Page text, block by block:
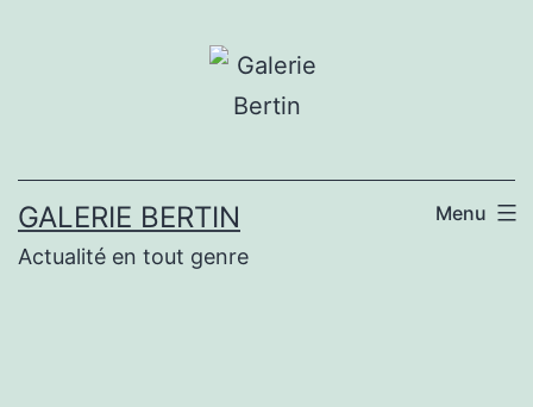
GALERIE BERTIN
Actualité en tout genre
Menu